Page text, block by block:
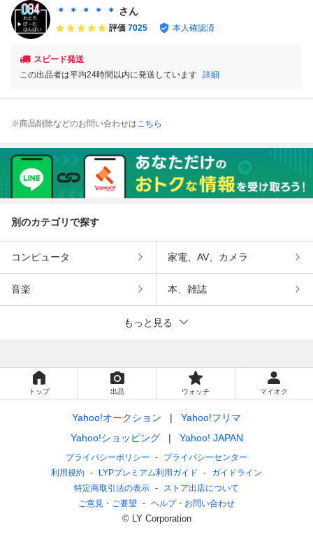
確認済み
作確認済み
＊ ＊ ＊ ＊ ＊ さん
評価 7025 本人確認済
スピード発送
この出品者は平均24時間以内に発送しています 詳細
※商品削除などのお問い合わせはこちら
別のカテゴリで探す
コンピュータ 家電、AV、カメラ
音楽 本、雑誌
もっと見る
トップ 出品 ウォッチ マイオク
Yahoo!オークション
Yahoo!フリマ
Yahoo!ショッピング
Yahoo! JAPAN
プライバシーポリシー
プライバシーセンター
利用規約
LYPプレミアム利用ガイド
ガイドライン
特定商取引法の表示
ストア出店について
ご意見・ご要望
ヘルプ・お問い合わせ
© LY Corporation